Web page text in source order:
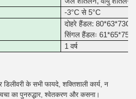
-3°C से 5°C
दोहरे हैंडल:
सिंगल हैंडलः 61*65*75
1 वर्ष
डिलीवरी के सभी फायदे, शक्तिशाली कार्य, न
का पुनरुद्धार, श्वेतकरण और कसना।